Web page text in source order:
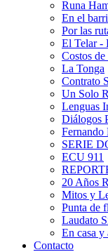
Runa
En el
Por las
El Telar -
Costos
La Tonga
Contrato
Un Solo
Lenguas
Diálogos
SERIE
ECU 911
20 Años
Mitos y
Punta de
Laudato
En casa y
Contacto